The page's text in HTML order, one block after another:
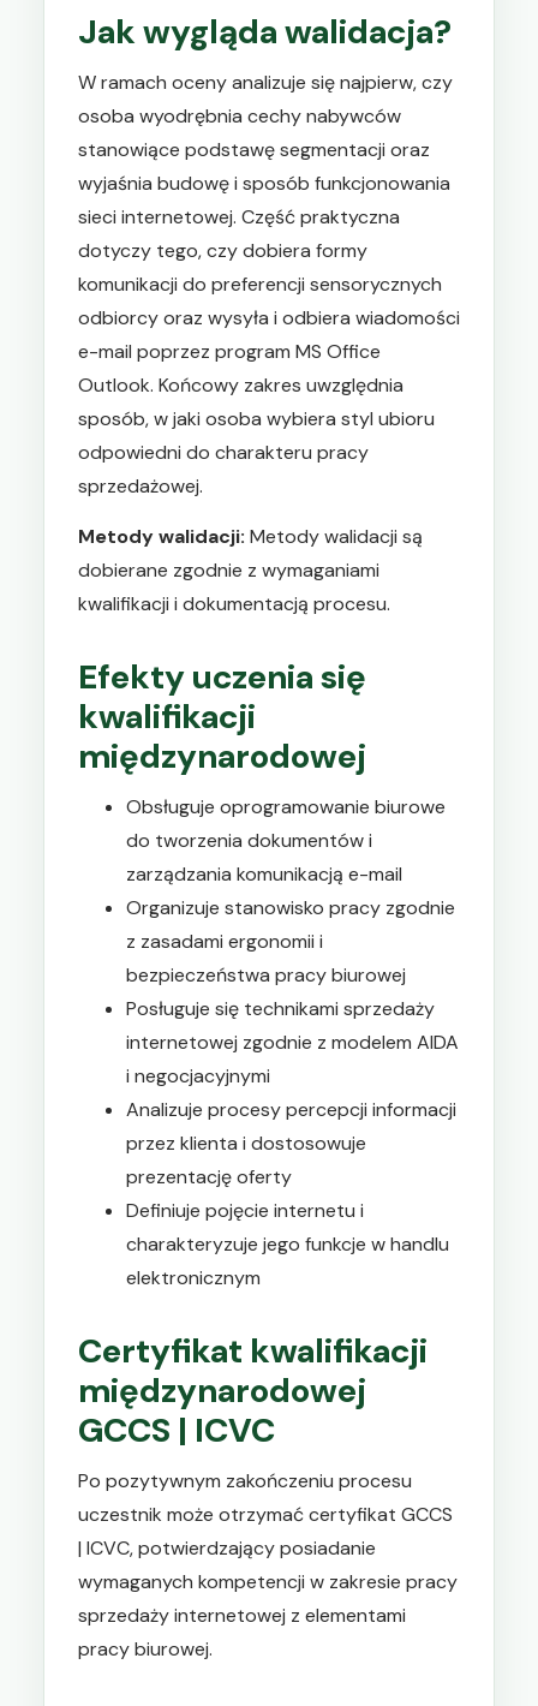
Jak wygląda walidacja?
W ramach oceny analizuje się najpierw, czy
osoba wyodrębnia cechy nabywców
stanowiące podstawę segmentacji oraz
wyjaśnia budowę i sposób funkcjonowania
sieci internetowej. Część praktyczna
dotyczy tego, czy dobiera formy
komunikacji do preferencji sensorycznych
odbiorcy oraz wysyła i odbiera wiadomości
e-mail poprzez program MS Office
Outlook. Końcowy zakres uwzględnia
sposób, w jaki osoba wybiera styl ubioru
odpowiedni do charakteru pracy
sprzedażowej.
Metody walidacji: Metody walidacji są
dobierane zgodnie z wymaganiami
kwalifikacji i dokumentacją procesu.
Efekty uczenia się
kwalifikacji
międzynarodowej
Obsługuje oprogramowanie biurowe
do tworzenia dokumentów i
zarządzania komunikacją e-mail
Organizuje stanowisko pracy zgodnie
z zasadami ergonomii i
bezpieczeństwa pracy biurowej
Posługuje się technikami sprzedaży
internetowej zgodnie z modelem AIDA
i negocjacyjnymi
Analizuje procesy percepcji informacji
przez klienta i dostosowuje
prezentację oferty
Definiuje pojęcie internetu i
charakteryzuje jego funkcje w handlu
elektronicznym
Certyfikat kwalifikacji
międzynarodowej
GCCS | ICVC
Po pozytywnym zakończeniu procesu
uczestnik może otrzymać certyfikat GCCS
| ICVC, potwierdzający posiadanie
wymaganych kompetencji w zakresie pracy
sprzedaży internetowej z elementami
pracy biurowej.